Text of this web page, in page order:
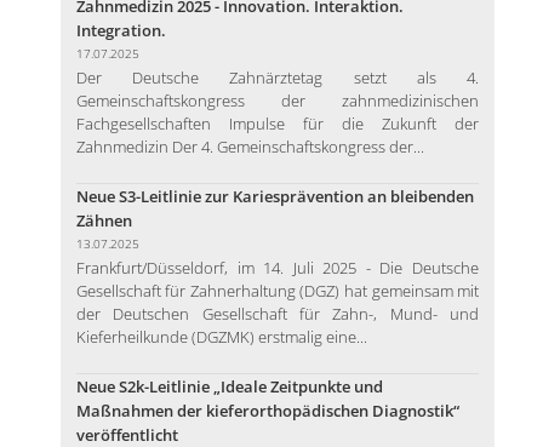
Zahnmedizin 2025 - Innovation. Interaktion.
Integration.
17.07.2025
Der Deutsche Zahnärztetag setzt als 4.
Gemeinschaftskongress der zahnmedizinischen
Fachgesellschaften Impulse für die Zukunft der
Zahnmedizin Der 4. Gemeinschaftskongress der...
Neue S3-Leitlinie zur Kariesprävention an bleibenden
Zähnen
13.07.2025
Frankfurt/Düsseldorf, im 14. Juli 2025 - Die Deutsche
Gesellschaft für Zahnerhaltung (DGZ) hat gemeinsam mit
der Deutschen Gesellschaft für Zahn-, Mund- und
Kieferheilkunde (DGZMK) erstmalig eine...
Neue S2k-Leitlinie „Ideale Zeitpunkte und
Maßnahmen der kieferorthopädischen Diagnostik“
veröffentlicht